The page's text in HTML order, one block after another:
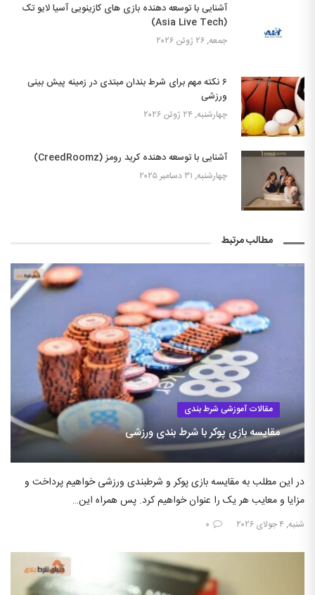
آشنایی با توسعه دهنده بازی های کازینویی آسیا لایو تک
(Asia Live Tech)
جمعه, ۲۶ ژوئن ۲۰۲۶
۶ نکته مهم برای شرط بندان مبتدی در زمینه پیش بینی
ورزشی
چهارشنبه, ۲۴ ژوئن ۲۰۲۶
آشنایی با توسعه دهنده کرید رومز (CreedRoomz)
چهارشنبه, ۳۱ دسامبر ۲۰۲۵
مطالب مرتبط
مقالات آموزشی شرط بندی
مقایسه بازی پوکر با شرط بندی ورزشی
در این مطلب به مقایسه بازی پوکر و شرطبندی ورزشی خواهیم پرداخت و
مزایا و معایب هر یک را عنوان خواهیم کرد. پس همراه این…
شنبه, ۴ جولای ۲۰۲۶ ۰